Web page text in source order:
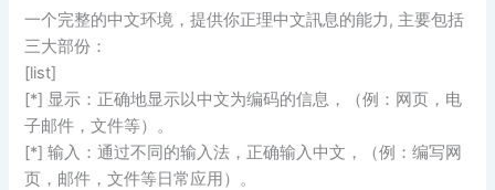
一个完整的中文环境，提供你正理中文訊息的能力, 主要包括
三大部份：
[list]
[*] 显示：正确地显示以中文为编码的信息，（例：网页，电
子邮件，文件等）。
[*] 输入：通过不同的输入法，正确输入中文，（例：编写网
页，邮件，文件等日常应用）。